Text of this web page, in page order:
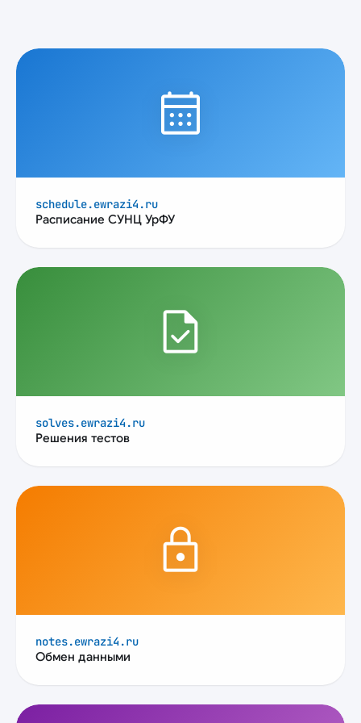
calendar_month
schedule.ewrazi4.ru
Расписание СУНЦ УрФУ
task
solves.ewrazi4.ru
Решения тестов
lock
notes.ewrazi4.ru
Обмен данными